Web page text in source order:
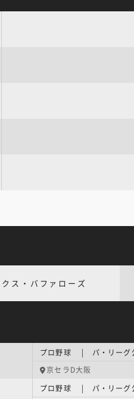
ス・バファローズ
京セラD大阪